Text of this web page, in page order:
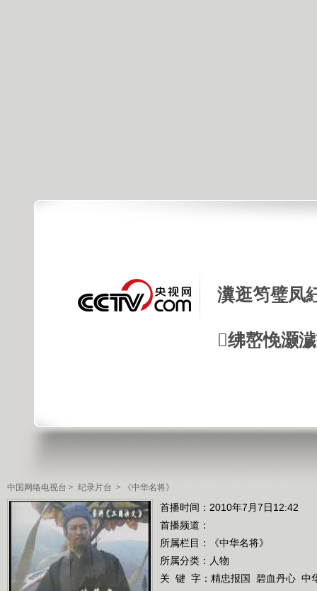
瀵逛笉璧凤
绋嶅悗灏
中国网络电视台 > 纪录片台 > 《中华名将》
首播时间：2010年7月7日12:42
首播频道：
所属栏目：
《中华名将》
所属分类：人物
关 键 字： 精忠报国 碧血丹心 中